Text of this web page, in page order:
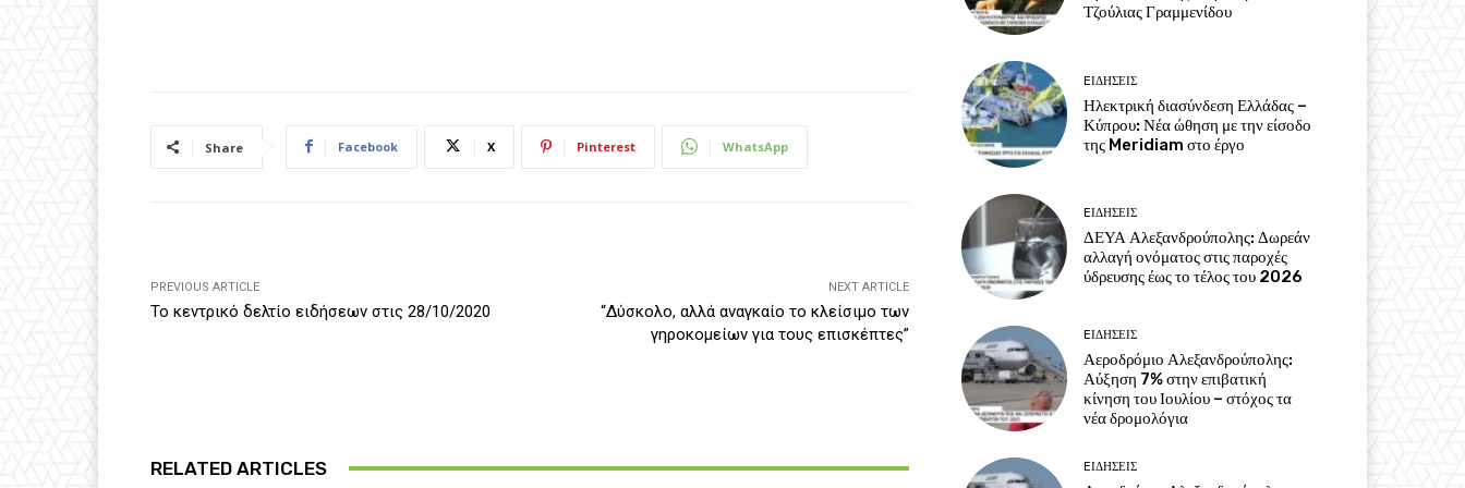
Share Facebook X Pinterest WhatsApp
PREVIOUS ARTICLE
Το κεντρικό δελτίο ειδήσεων στις 28/10/2020
NEXT ARTICLE
“Δύσκολο, αλλά αναγκαίο το κλείσιμο των
γηροκομείων για τους επισκέπτες”
RELATED ARTICLES
Τζούλιας Γραμμενίδου
EΙΔΗΣΕΙΣ
Ηλεκτρική διασύνδεση Ελλάδας –
Κύπρου: Νέα ώθηση με την είσοδο
της Meridiam στο έργο
EΙΔΗΣΕΙΣ
ΔΕΥΑ Αλεξανδρούπολης: Δωρεάν
αλλαγή ονόματος στις παροχές
ύδρευσης έως το τέλος του 2026
EΙΔΗΣΕΙΣ
Αεροδρόμιο Αλεξανδρούπολης:
Αύξηση 7% στην επιβατική
κίνηση του Ιουλίου – στόχος τα
νέα δρομολόγια
EΙΔΗΣΕΙΣ